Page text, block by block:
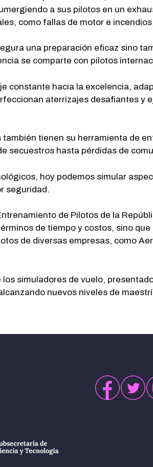
a sus pilotos en un
como fallas de motor e
una preparación eficaz sino
se comparte con pilotos
constante hacia la excelencia,
aterrizajes desafiantes y
tienen su herramienta de
secuestros hasta pérdidas de
hoy podemos simular
seguridad.
de Pilotos de la
de tiempo y costos, sino
de diversas empresas, como
simuladores de vuelo,
nuevos niveles de